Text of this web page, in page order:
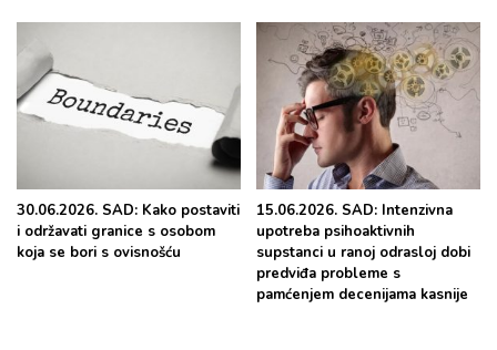
30.06.2026. SAD: Kako postaviti
i održavati granice s osobom
koja se bori s ovisnošću
15.06.2026. SAD: Intenzivna
upotreba psihoaktivnih
supstanci u ranoj odrasloj dobi
predviđa probleme s
pamćenjem decenijama kasnije